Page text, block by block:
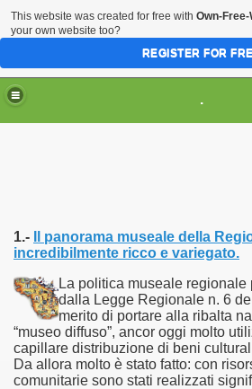
HOME
CIVILTA'
EVENTI &
.
1.-
Il panorama museale della
incredibilmente ricco e variegato.
La politica museale regionale
dalla Legge Regionale n. 6
merito di portare alla ribalta
“museo diffuso”, ancor oggi molto
capillare distribuzione di beni
Da allora molto è stato fatto: con
comunitarie sono stati realizzati
This website was created for free with Own-
your own website too?
REGISTER FOR